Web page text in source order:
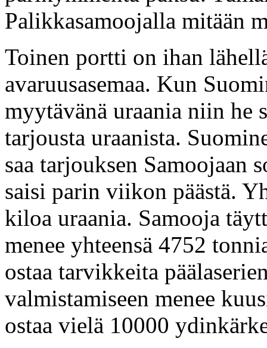
Palikkasamoojalla mitään
Toinen portti on ihan
avaruusasemaa. Kun
myytävänä uraania niin he
tarjousta uraanista.
saa tarjouksen Samoojaan
saisi parin viikon päästä.
kiloa uraania. Samooja
menee yhteensä 4752
ostaa tarvikkeita
valmistamiseen menee
ostaa vielä 10000